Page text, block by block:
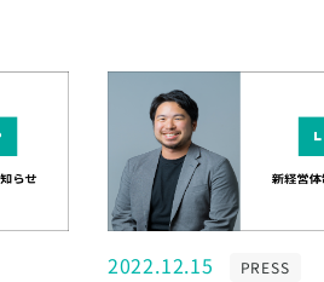
2022.12.15 PRESS